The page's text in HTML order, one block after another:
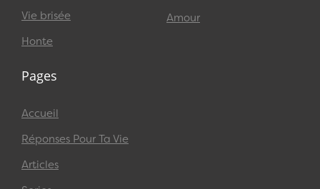
Vie brisée
Honte
Amour
Pages
Accueil
Réponses Pour Ta Vie
Articles